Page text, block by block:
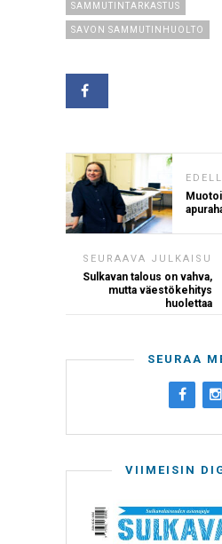
SAMMUTINTARKASTUS
SAVON SAMMUTINHUOLTO
SEURAAVA JULKAISU
Sulkavan talous on vahva,
mutta väestökehitys
huolettaa
SEURAA
VIIMEISIN